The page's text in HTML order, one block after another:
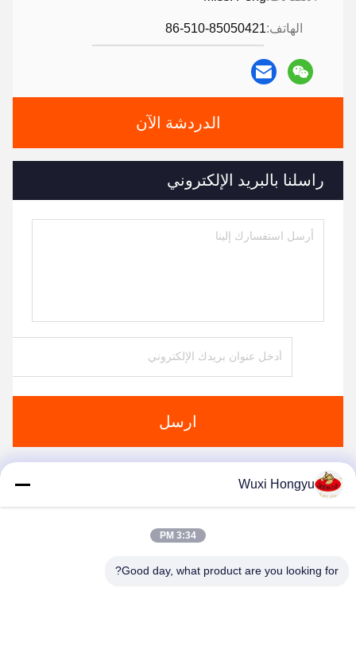
الهاتف:86-510-85050421
الدردشة الآن
راسلنا بالبريد الإلكتروني
ارسل
Wuxi Hongyu
3:34 PM
Good day, what product are you looking for?